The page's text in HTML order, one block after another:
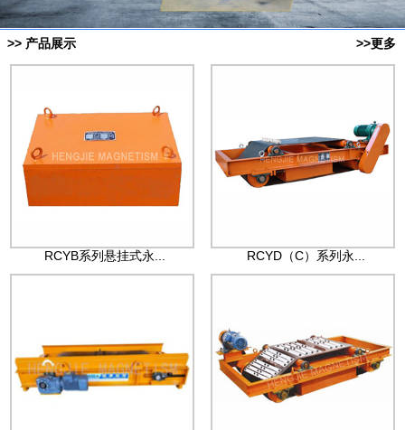
>> 产品展示 >>更多
RCYB系列悬挂式永... RCYD（C）系列永...